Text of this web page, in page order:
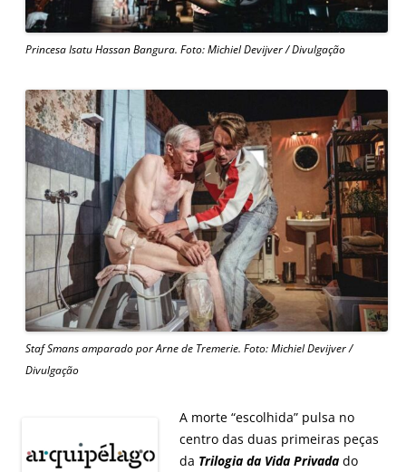
Princesa Isatu Hassan Bangura. Foto: Michiel Devijver / Divulgação
Staf Smans amparado por Arne de Tremerie. Foto: Michiel Devijver /
Divulgação
A morte “escolhida” pulsa no
centro das duas primeiras peças
da Trilogia da Vida Privada do